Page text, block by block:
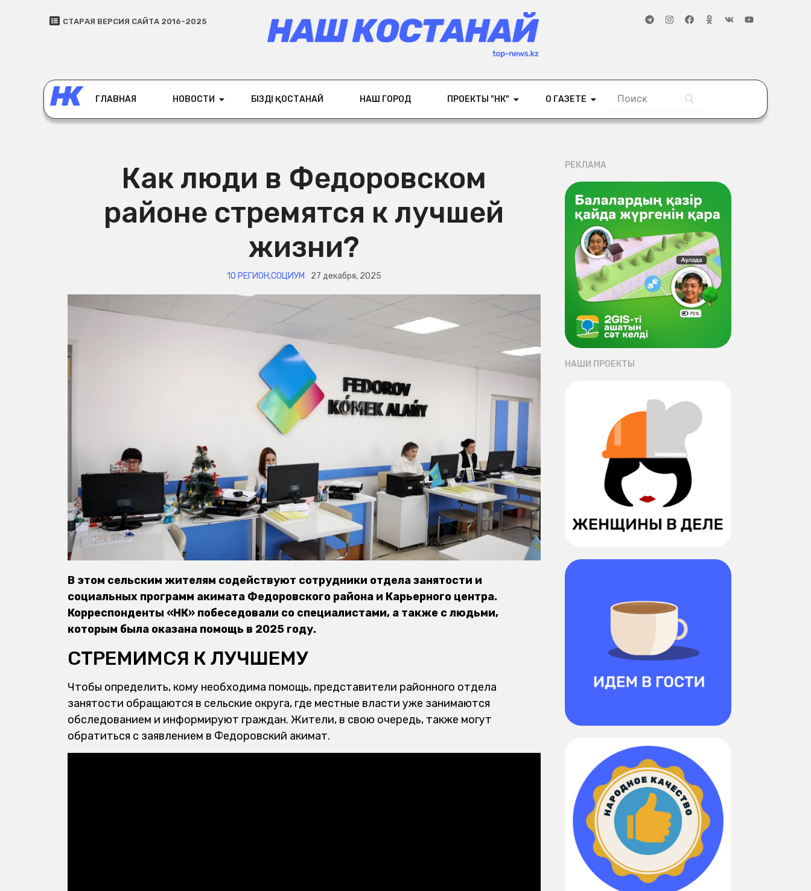
СТАРАЯ ВЕРСИЯ САЙТА 2016-2025
ГЛАВНАЯ НОВОСТИ БІЗДІҢ ҚОСТАНАЙ НАШ ГОРОД ПРОЕКТЫ "НК" О ГАЗЕТЕ
Как люди в Федоровском
районе стремятся к лучшей
жизни?
10 РЕГИОН,СОЦИУМ 27 декабря, 2025
В этом сельским жителям содействуют сотрудники отдела занятости и
социальных программ акимата Федоровского района и Карьерного центра.
Корреспонденты «НК» побеседовали со специалистами, а также с людьми,
которым была оказана помощь в 2025 году.
СТРЕМИМСЯ К ЛУЧШЕМУ
Чтобы определить, кому необходима помощь, представители районного отдела
занятости обращаются в сельские округа, где местные власти уже занимаются
обследованием и информируют граждан. Жители, в свою очередь, также могут
обратиться с заявлением в Федоровский акимат.
РЕКЛАМА
НАШИ ПРОЕКТЫ